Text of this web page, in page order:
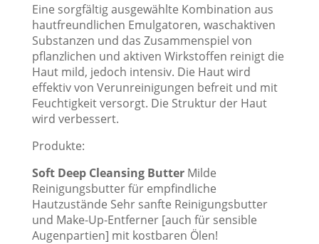
Eine sorgfältig ausgewählte Kombination aus
hautfreundlichen Emulgatoren, waschaktiven
Substanzen und das Zusammenspiel von
pflanzlichen und aktiven Wirkstoffen reinigt die
Haut mild, jedoch intensiv. Die Haut wird
effektiv von Verunreinigungen befreit und mit
Feuchtigkeit versorgt. Die Struktur der Haut
wird verbessert.
Produkte:
Soft Deep Cleansing ButterMilde
Reinigungsbutter für empfindliche
Hautzustände Sehr sanfte Reinigungsbutter
und Make-Up-Entferner [auch für sensible
Augenpartien] mit kostbaren Ölen!